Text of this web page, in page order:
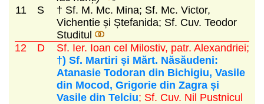
11
S
† Sf. M. Mc. Mina; Sf. Mc. Victor,
Vichentie și Ștefanida; Sf. Cuv. Teodor
Studitul
12
D
Sf. Ier. Ioan cel Milostiv, patr. Alexandriei;
†) Sf. Martiri și Mărt. Năsăudeni:
Atanasie Todoran din Bichigiu, Vasile
din Mocod, Grigorie din Zagra și
Vasile din Telciu; Sf. Cuv. Nil Pustnicul